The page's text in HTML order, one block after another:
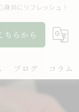
身共にリフレッシュ！
ちらから
ブログ コラム